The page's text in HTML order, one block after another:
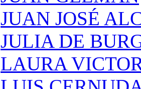
JUAN JOSÉ
JULIA DE
LAURA